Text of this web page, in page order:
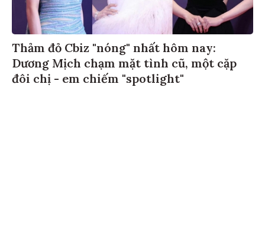
Thảm đỏ Cbiz "nóng" nhất hôm nay:
Dương Mịch chạm mặt tình cũ, một cặp
đôi chị - em chiếm "spotlight"